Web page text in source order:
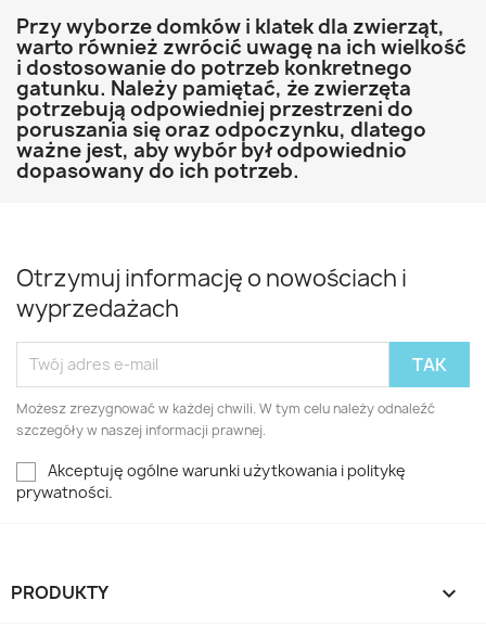
Przy wyborze domków i klatek dla zwierząt,
warto również zwrócić uwagę na ich wielkość
i dostosowanie do potrzeb konkretnego
gatunku. Należy pamiętać, że zwierzęta
potrzebują odpowiedniej przestrzeni do
poruszania się oraz odpoczynku, dlatego
ważne jest, aby wybór był odpowiednio
dopasowany do ich potrzeb.
Otrzymuj informację o nowościach i
wyprzedażach
Możesz zrezygnować w każdej chwili. W tym celu należy odnaleźć
szczegóły w naszej informacji prawnej.
Akceptuję ogólne warunki użytkowania i politykę
prywatności.
PRODUKTY 